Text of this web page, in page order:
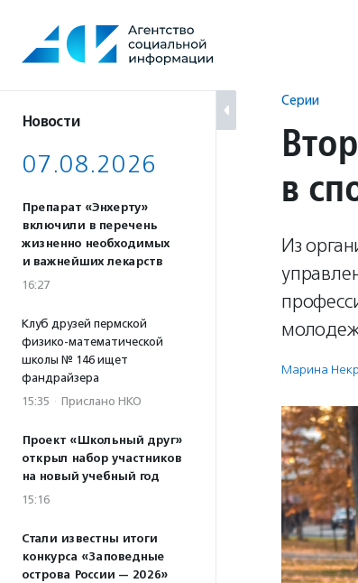
содержанию
Новости
07.08.2026
Препарат «Энхерту»
включили в перечень
жизненно необходимых
и важнейших лекарств
16:27
Клуб друзей пермской
физико-математической
школы № 146 ищет
фандрайзера
15:35 · Прислано НКО
Проект «Школьный друг»
открыл набор участников
на новый учебный год
15:16
Стали известны итоги
конкурса «Заповедные
острова России — 2026»
Серии
в
Из
Марина